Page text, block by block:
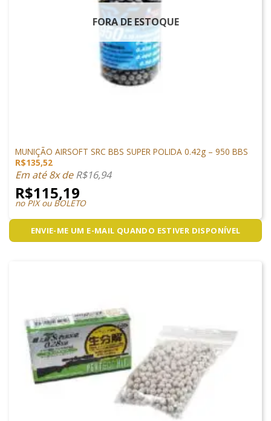
FORA DE ESTOQUE
MUNIÇÃO AIRSOFT SRC BBS SUPER POLIDA 0.42g – 950 BBS
R$135,52
Em até 8x deR$16,94
R$115,19
no PIX ou BOLETO
ENVIE-ME UM E-MAIL QUANDO ESTIVER DISPONÍVEL